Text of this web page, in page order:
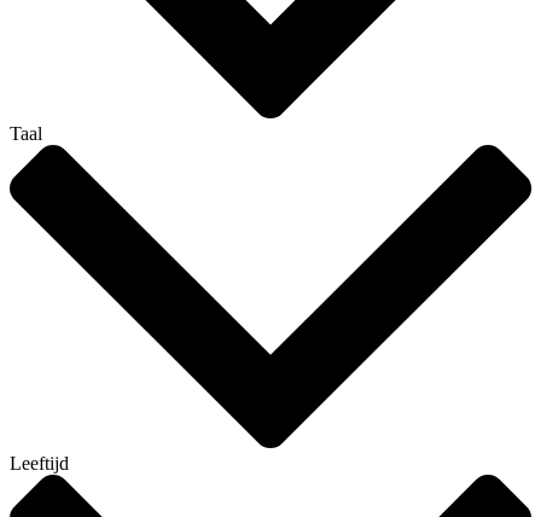
Taal
Leeftijd